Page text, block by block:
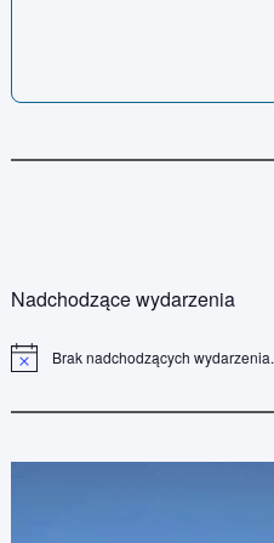
Nadchodzące wydarzenia
P
d
Brak nadchodzących wydarzenia.